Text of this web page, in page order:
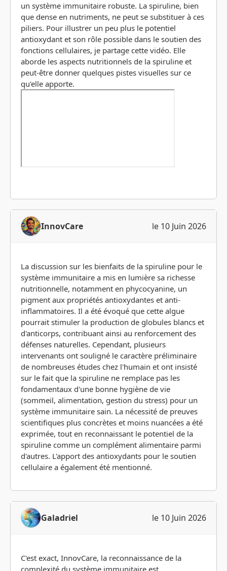
un système immunitaire robuste. La spiruline, bien
que dense en nutriments, ne peut se substituer à ces
piliers. Pour illustrer un peu plus le potentiel
antioxydant et son rôle possible dans le soutien des
fonctions cellulaires, je partage cette vidéo. Elle
aborde les aspects nutritionnels de la spiruline et
peut-être donner quelques pistes visuelles sur ce
qu'elle apporte.
InnovCare le 10 Juin 2026
La discussion sur les bienfaits de la spiruline pour le
système immunitaire a mis en lumière sa richesse
nutritionnelle, notamment en phycocyanine, un
pigment aux propriétés antioxydantes et anti-
inflammatoires. Il a été évoqué que cette algue
pourrait stimuler la production de globules blancs et
d'anticorps, contribuant ainsi au renforcement des
défenses naturelles. Cependant, plusieurs
intervenants ont souligné le caractère préliminaire
de nombreuses études chez l'humain et ont insisté
sur le fait que la spiruline ne remplace pas les
fondamentaux d'une bonne hygiène de vie
(sommeil, alimentation, gestion du stress) pour un
système immunitaire sain. La nécessité de preuves
scientifiques plus concrètes et moins nuancées a été
exprimée, tout en reconnaissant le potentiel de la
spiruline comme un complément alimentaire parmi
d'autres. L'apport des antioxydants pour le soutien
cellulaire a également été mentionné.
Galadriel le 10 Juin 2026
C'est exact, InnovCare, la reconnaissance de la
complexité du système immunitaire est